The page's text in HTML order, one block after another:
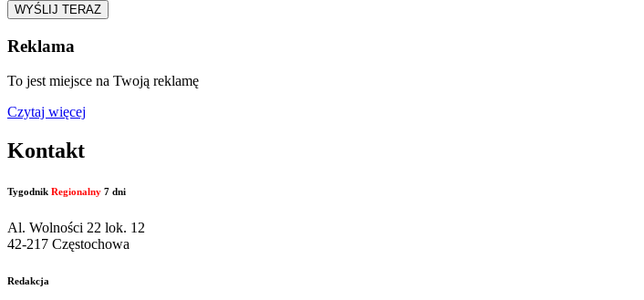
WYŚLIJ TERAZ
Reklama
To jest miejsce na Twoją reklamę
Czytaj więcej
Kontakt
Tygodnik Regionalny 7 dni
Al. Wolności 22 lok. 12
42-217 Częstochowa
Redakcja